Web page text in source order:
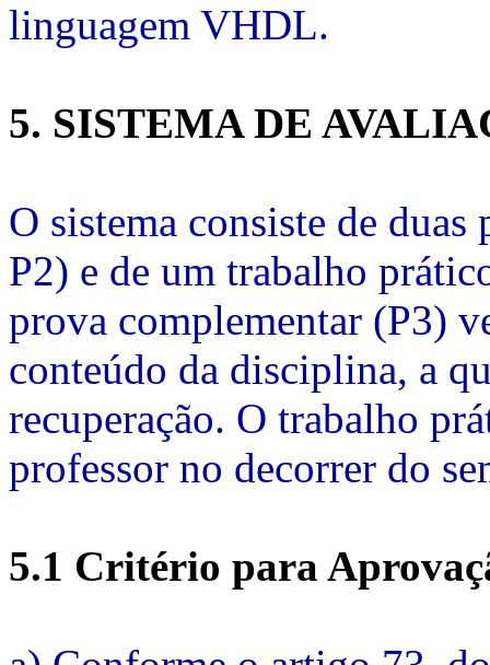
linguagem VHDL.
5. SISTEMA DE
O sistema consiste de duas
P2) e de um trabalho
prova complementar (P3)
conteúdo da disciplina, a
recuperação. O trabalho
professor no decorrer do
5.1 Critério para